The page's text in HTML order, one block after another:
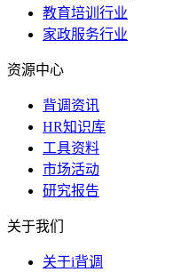
教育培训行业
家政服务行业
资源中心
背调资讯
HR知识库
工具资料
市场活动
研究报告
关于我们
关于i背调